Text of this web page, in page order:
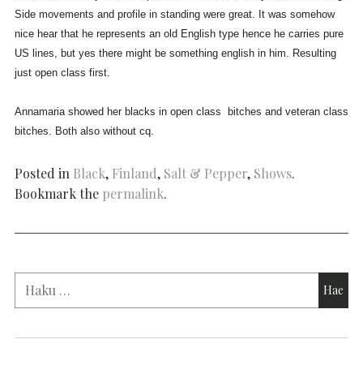
Side movements and profile in standing were great. It was somehow
nice hear that he represents an old English type hence he carries pure
US lines, but yes there might be something english in him. Resulting
just open class first.
Annamaria showed her blacks in open class bitches and veteran class
bitches. Both also without cq.
Posted in Black, Finland, Salt & Pepper, Shows.
Bookmark the permalink.